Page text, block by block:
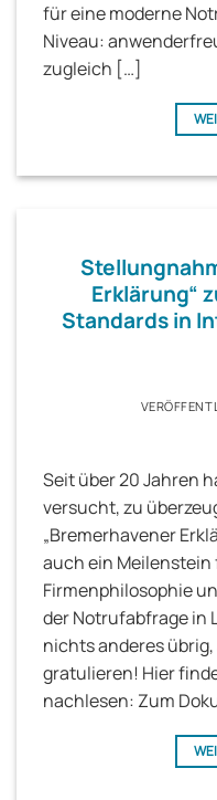
für eine moderne
Niveau:
zugleich […]
Erklärung“
Standards in
Seit über 20 Jahren
versucht, zu
„Bremerhavener
auch ein
Firmenphilosophie
der Notrufabfrage in
nichts anderes
gratulieren! Hier
nachlesen: Zum